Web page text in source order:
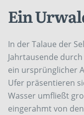
Ein
In der Talaue der
Jahrtausende
ein ursprünglicher
Ufer präsentieren
Wasser umfließt
eingerahmt von